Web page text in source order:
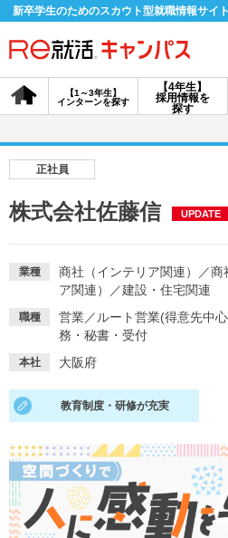
新卒学生のためのスカウト型就職情報サイト
【4年生】
採用情報を
探す
【1～3年生】
インターンを探す
会員登録
採用情報を探す
説明会を探
イベントを探す
就活ノウハウ・サポート
就活ノウハウが満載！
適職診断
あなたに合う仕事を診断！
正社員
株式会社佐藤信 UPDATE
業種 商社（インテリア関連） ／商
ア関連）
／建設・住宅関連
職種 営業／ ルート営業(得意先中
務・秘書・受付
本社 大阪府
教育制度・研修が充実